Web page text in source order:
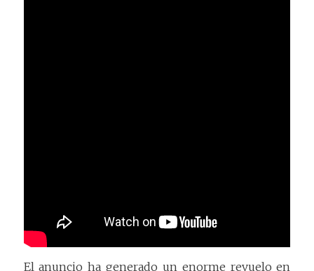
El anuncio ha generado un enorme revuelo en